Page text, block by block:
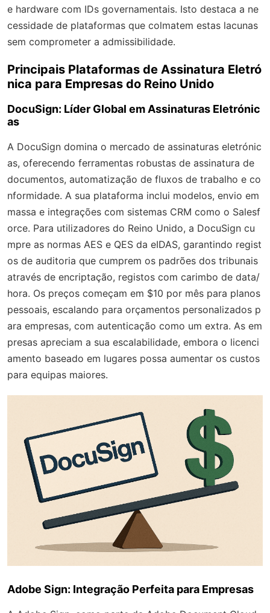
e hardware com IDs governamentais. Isto destaca a ne
cessidade de plataformas que colmatem estas lacunas
sem comprometer a admissibilidade.
Principais Plataformas de Assinatura Eletró
nica para Empresas do Reino Unido
DocuSign: Líder Global em Assinaturas Eletrónic
as
A DocuSign domina o mercado de assinaturas eletrónic
as, oferecendo ferramentas robustas de assinatura de
documentos, automatização de fluxos de trabalho e co
nformidade. A sua plataforma inclui modelos, envio em
massa e integrações com sistemas CRM como o Salesf
orce. Para utilizadores do Reino Unido, a DocuSign cu
mpre as normas AES e QES da eIDAS, garantindo regist
os de auditoria que cumprem os padrões dos tribunais
através de encriptação, registos com carimbo de data/
hora. Os preços começam em $10 por mês para planos
pessoais, escalando para orçamentos personalizados p
ara empresas, com autenticação como um extra. As em
presas apreciam a sua escalabilidade, embora o licenci
amento baseado em lugares possa aumentar os custos
para equipas maiores.
Adobe Sign: Integração Perfeita para Empresas